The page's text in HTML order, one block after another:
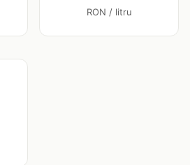
RON / litru